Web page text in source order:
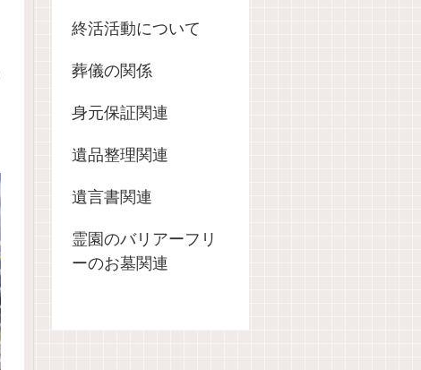
終活活動について
葬儀の関係
身元保証関連
遺品整理関連
遺言書関連
霊園のバリアーフリ
ーのお墓関連